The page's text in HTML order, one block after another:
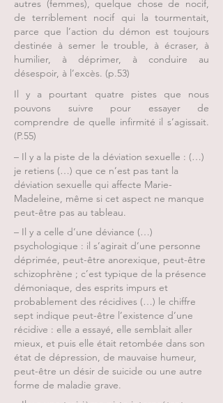
autres (femmes), quelque chose de nocif,
de terriblement nocif qui la tourmentait,
parce que l’action du démon est toujours
destinée à semer le trouble, à écraser, à
humilier, à déprimer, à conduire au
désespoir, à l’excès. (p.53)
Il y a pourtant quatre pistes que nous
pouvons suivre pour essayer de
comprendre de quelle infirmité il s’agissait.
(P.55)
– Il y a la piste de la déviation sexuelle : (…)
je retiens (…) que ce n’est pas tant la
déviation sexuelle qui affecte Marie-
Madeleine, même si cet aspect ne manque
peut-être pas au tableau.
– Il y a celle d’une déviance (…)
psychologique : il s’agirait d’une personne
déprimée, peut-être anorexique, peut-être
schizophrène ; c’est typique de la présence
démoniaque, des esprits impurs et
probablement des récidives (…) le chiffre
sept indique peut-être l’existence d’une
récidive : elle a essayé, elle semblait aller
mieux, et puis elle était retombée dans son
état de dépression, de mauvaise humeur,
peut-être un désir de suicide ou une autre
forme de maladie grave.